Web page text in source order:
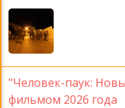
"Человек-паук:
фильмом 2026 года